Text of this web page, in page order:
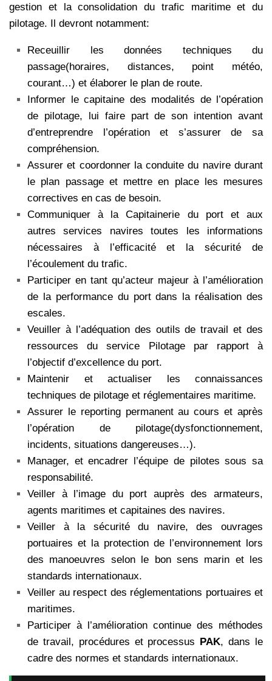
gestion et la consolidation du trafic maritime et du
pilotage. Il devront notamment:
Receuillir les données techniques du
passage(horaires, distances, point météo,
courant…) et élaborer le plan de route.
Informer le capitaine des modalités de l’opération
de pilotage, lui faire part de son intention avant
d’entreprendre l’opération et s’assurer de sa
compréhension.
Assurer et coordonner la conduite du navire durant
le plan passage et mettre en place les mesures
correctives en cas de besoin.
Communiquer à la Capitainerie du port et aux
autres services navires toutes les informations
nécessaires à l’efficacité et la sécurité de
l’écoulement du trafic.
Participer en tant qu’acteur majeur à l’amélioration
de la performance du port dans la réalisation des
escales.
Veuiller à l’adéquation des outils de travail et des
ressources du service Pilotage par rapport à
l’objectif d’excellence du port.
Maintenir et actualiser les connaissances
techniques de pilotage et réglementaires maritime.
Assurer le reporting permanent au cours et après
l’opération de pilotage(dysfonctionnement,
incidents, situations dangereuses…).
Manager, et encadrer l’équipe de pilotes sous sa
responsabilité.
Veiller à l’image du port auprès des armateurs,
agents maritimes et capitaines des navires.
Veiller à la sécurité du navire, des ouvrages
portuaires et la protection de l’environnement lors
des manoeuvres selon le bon sens marin et les
standards internationaux.
Veiller au respect des réglementations portuaires et
maritimes.
Participer à l’amélioration continue des méthodes
de travail, procédures et processus PAK, dans le
cadre des normes et standards internationaux.